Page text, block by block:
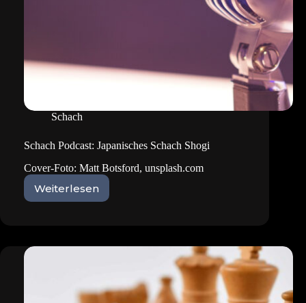
Schach
Schach Podcast: Japanisches Schach Shogi
Cover-Foto: Matt Botsford, unsplash.com
Weiterlesen
Schach
Shogi